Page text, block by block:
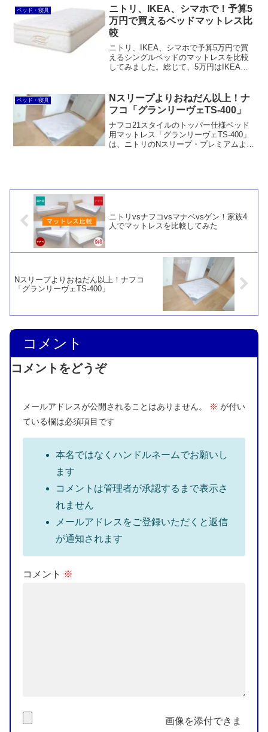
す。しかし、この調査にはいくつか疑問
があります。
ベッド・寝具
ニトリ、IKEA、シマホで！予算5
万円で買えるベッドマットレス比
較
ニトリ、IKEA、シマホで予算5万円で買
えるシングルベッドのマットレスを比較
してみました。総じて、5万円はIKEAで
だけで、決してIKEAやニトリが安いわけ
ではないことが分かります。
ベッド・寝具
Nスリープよりおねだん以上！ナ
フコ「グランリーヴェTS-400」
ナフコ21スタイルのトッパー仕様ベッド
用マットレス「グランリーヴェTS-400」
は、ニトリのNスリープ・プレミアムより
されており、トッパーに東洋紡のシュレ
カ。おまけにトッパーのみの買い替えも
可能です。
ニトリvsナフコvsマナベvsゲン！家族4
人でマットレスを比較してみた
Nスリープよりおねだん以上！ナフコ
「グランリーヴェTS-400」
コメント
コメントをどうぞ
メールアドレスが公開されることはありません。 ※ が付い
ている欄は必須項目です
本名ではなくハンドルネームでお願いし
ます
コメントは管理者が承認するまで表示さ
れません
メールアドレスをご登録いただくと返信
が通知されます
コメント ※
画像を添付できま